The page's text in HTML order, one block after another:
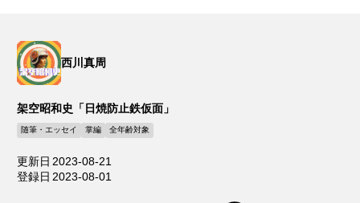
西川真周
架空昭和史「日焼防止鉄仮面」
随筆・エッセイ 掌編 全年齢対象
更新日 2023-08-21
登録日 2023-08-01